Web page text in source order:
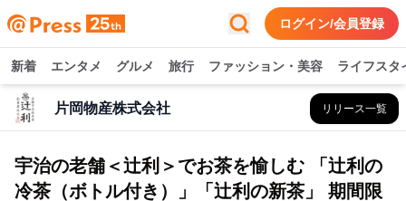
ログイン/会員登録
新着 エンタメ グルメ 旅行 ファッション・美容 ライフスタ
片岡物産株式会社 リリース一覧
宇治の老舗＜辻利＞でお茶を愉しむ 「辻利の
冷茶（ボトル付き）」「辻利の新茶」 期間限